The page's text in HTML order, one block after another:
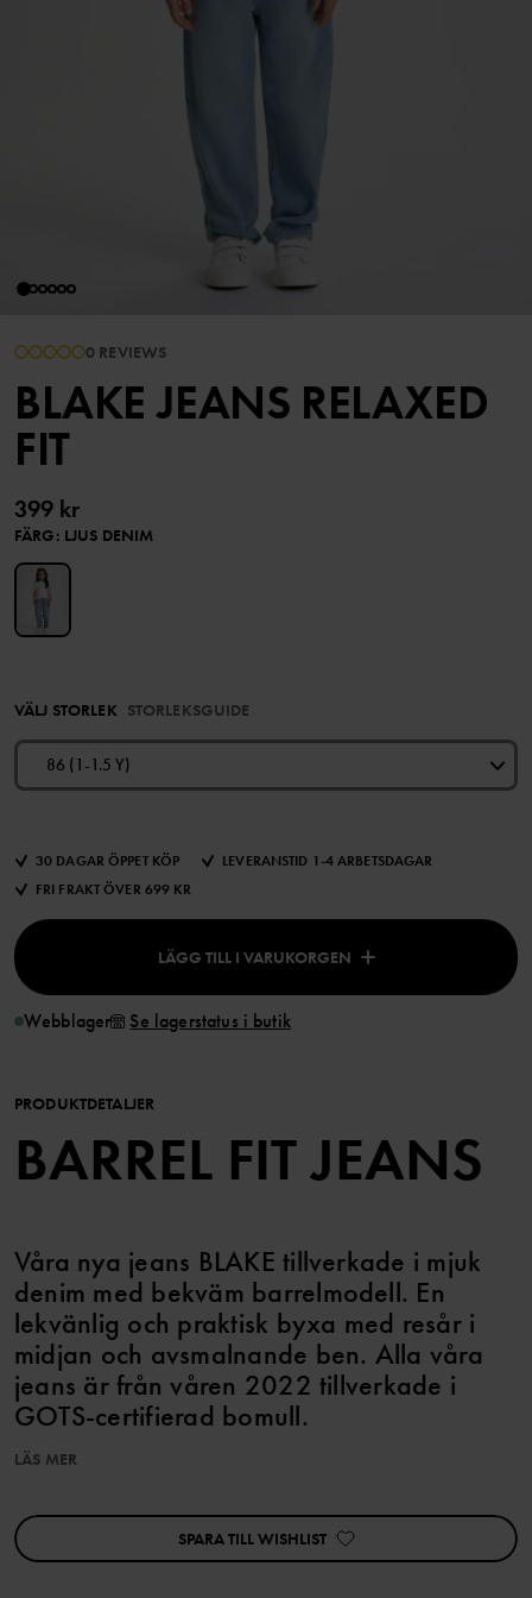
0 REVIEWS
BLAKE JEANS RELAXED
FIT
399 kr
FÄRG: LJUS DENIM
VÄLJ STORLEK STORLEKSGUIDE
86 (1-1.5 Y)
30 DAGAR ÖPPET KÖP
LEVERANSTID 1-4 ARBETSDAGAR
FRI FRAKT ÖVER 699 KR
LÄGG TILL I VARUKORGEN
Webblager Se lagerstatus i butik
PRODUKTDETALJER
BARREL FIT JEANS
Våra nya jeans BLAKE tillverkade i mjuk
denim med bekväm barrelmodell. En
lekvänlig och praktisk byxa med resår i
midjan och avsmalnande ben. Alla våra
jeans är från våren 2022 tillverkade i
GOTS-certifierad bomull.
• Avsmalnande ben
• Normal midja
• GOTS-certifierad bomull
LÄS MER
SPARA TILL WISHLIST